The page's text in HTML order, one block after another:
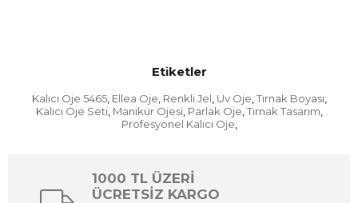
Etiketler
Kalıcı Oje 5465, Ellea Oje, Renkli Jel, Uv Oje, Tırnak Boyası,
Kalıcı Oje Seti, Manikür Ojesi, Parlak Oje, Tırnak Tasarım,
Profesyonel Kalıcı Oje,
1000 TL ÜZERİ
ÜCRETSİZ KARGO